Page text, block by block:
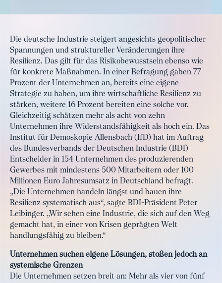
Die deutsche Industrie steigert angesichts geopolitischer
Spannungen und struktureller Veränderungen ihre
Resilienz. Das gilt für das Risikobewusstsein ebenso wie
für konkrete Maßnahmen. In einer Befragung gaben 77
Prozent der Unternehmen an, bereits eine eigene
Strategie zu haben, um ihre wirtschaftliche Resilienz zu
stärken, weitere 16 Prozent bereiten eine solche vor.
Gleichzeitig schätzen mehr als acht von zehn
Unternehmen ihre Widerstandsfähigkeit als hoch ein. Das
Institut für Demoskopie Allensbach (IfD) hat im Auftrag
des Bundesverbands der Deutschen Industrie (BDI)
Entscheider in 154 Unternehmen des produzierenden
Gewerbes mit mindestens 500 Mitarbeitern oder 100
Millionen Euro Jahresumsatz in Deutschland befragt.
„Die Unternehmen handeln längst und bauen ihre
Resilienz systematisch aus“, sagte BDI-Präsident Peter
Leibinger. „Wir sehen eine Industrie, die sich auf den Weg
gemacht hat, in einer von Krisen geprägten Welt
handlungsfähig zu bleiben.“
Unternehmen suchen eigene Lösungen, stoßen jedoch an
systemische Grenzen
Die Unternehmen setzen breit an: Mehr als vier von fünf